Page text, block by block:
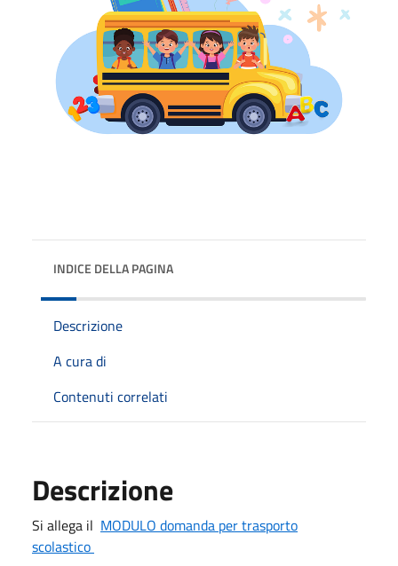
INDICE DELLA PAGINA
Descrizione
A cura di
Contenuti correlati
Descrizione
Si allega il MODULO domanda per trasporto
scolastico